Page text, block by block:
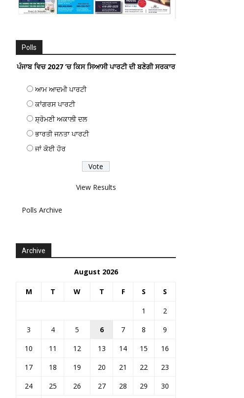
Polls
ਪੰਜਾਬ ਵਿਚ 2027 ’ਚ ਕਿਸ ਸਿਆਸੀ ਪਾਰਟੀ ਦੀ ਬਣੇਗੀ ਸਰਕਾਰ
ਆਮ ਆਦਮੀ ਪਾਰਟੀ
ਕਾਂਗਰਸ ਪਾਰਟੀ
ਸ਼੍ਰੋਮਣੀ ਅਕਾਲੀ ਦਲ
ਭਾਰਤੀ ਜਨਤਾ ਪਾਰਟੀ
ਜਾਂ ਕੋਈ ਹੋਰ
View Results
Polls Archive
Archive
August 2026
M T W T F S S
1
2
3
4 5 6 7 8
9
10
11 12 13 14 15
16
17
18 19 20 21 22
23
24
25 26 27 28 29
30